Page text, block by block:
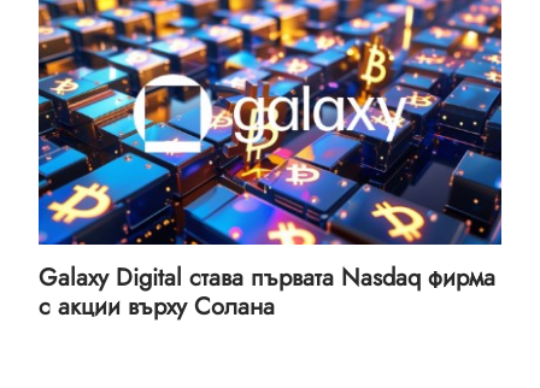
Galaxy Digital става първата Nasdaq фирма
с акции върху Солана